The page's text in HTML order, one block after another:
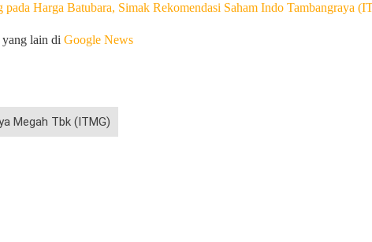
pada Harga Batubara, Simak Rekomendasi Saham Indo Tambangraya
lain di Google News
Megah Tbk (ITMG)